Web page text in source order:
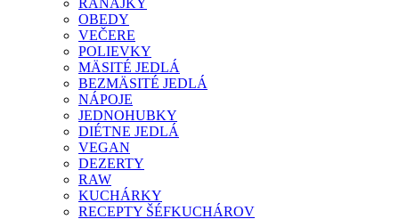
RAŇAJKY
OBEDY
VEČERE
POLIEVKY
MÄSITÉ JEDLÁ
BEZMÄSITÉ JEDLÁ
NÁPOJE
JEDNOHUBKY
DIÉTNE JEDLÁ
VEGAN
DEZERTY
RAW
KUCHÁRKY
RECEPTY ŠÉFKUCHÁROV